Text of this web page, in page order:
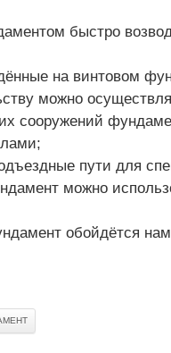
быстро
на винтовом
можно
сооружений
пути для
можно
обойдётся